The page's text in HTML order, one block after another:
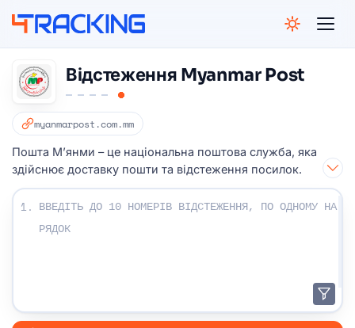
Відстеження Myanmar Post
myanmarpost.com.mm
Пошта М’янми – це національна поштова служба, яка
здійснює доставку пошти та відстеження посилок.
Введіть свої номери відстеження:
1.